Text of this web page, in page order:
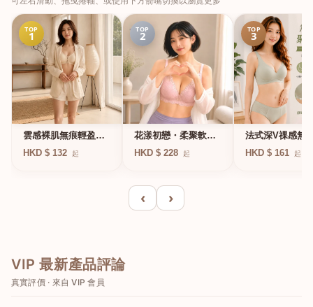
TOP
1
雲感裸肌無痕輕盈無
鋼圈內衣
HKD $ 132 起
TOP
2
花漾初戀・柔聚軟鋼
圈蕾絲內衣
HKD $ 228 起
TOP
3
法式深V祼感無
凍軟支撐條無鋼
HKD $ 161 起
‹ ›
VIP 最新產品評論
真實評價 · 來自 VIP 會員